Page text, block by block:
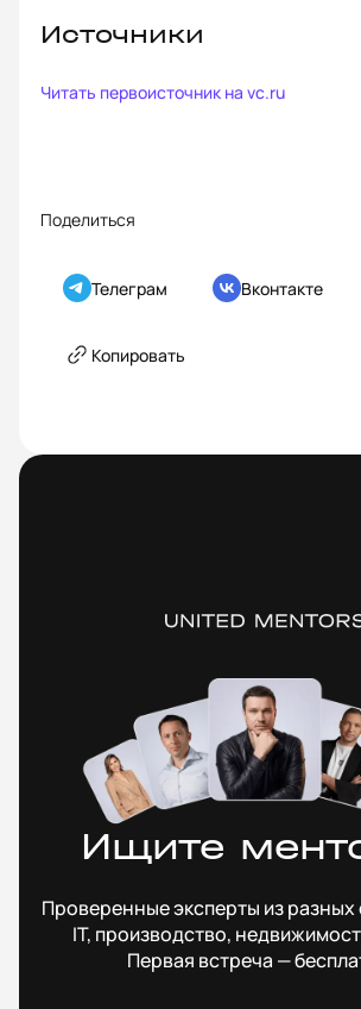
Источники
Читать первоисточник на vc.ru
Поделиться
Телеграм Вконтакте
Копировать
Ищите
Проверенные эксперты из разных
IT, производство,
Первая встреча —